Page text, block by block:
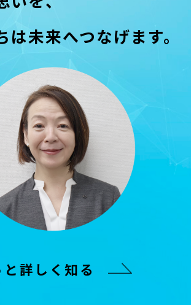
は未来へつなげます。
と詳しく知る